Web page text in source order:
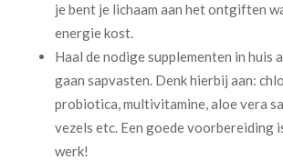
je bent je lichaam aan het ontgiften
energie kost.
Haal de nodige supplementen in huis
gaan sapvasten. Denk hierbij aan:
probiotica, multivitamine, aloe vera
vezels etc. Een goede voorbereiding
werk!